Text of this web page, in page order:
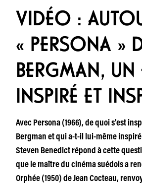
VIDÉO :
« PERSONA »
BERGMAN, UN
INSPIRÉ ET
Avec Persona (1966), de quoi s’est
Bergman et qui a-t-il lui-même inspiré
Steven Benedict répond à cette
que le maître du cinéma suédois a
Orphée (1950) de Jean Cocteau,